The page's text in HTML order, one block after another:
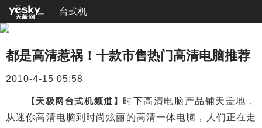
台式机
都是高清惹祸！十款市售热门高清电脑推荐
2010-4-15 05:58
【天极网台式机频道】 时下高清电脑产品铺天盖地，
从迷你高清电脑到时尚炫丽的高清一体电脑，人们正在走